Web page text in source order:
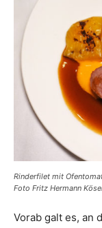
Rinderfilet mit
Foto Fritz Hermann
Vorab galt es, an